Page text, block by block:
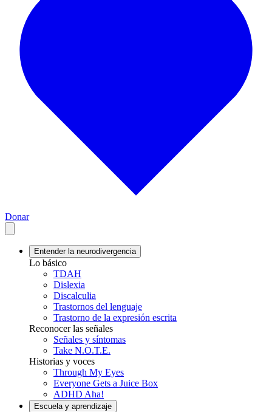
Donar
Entender la neurodivergencia
Lo básico
TDAH
Dislexia
Discalculia
Trastornos del lenguaje
Trastorno de la expresión escrita
Reconocer las señales
Señales y síntomas
Take N.O.T.E.
Historias y voces
Through My Eyes
Everyone Gets a Juice Box
ADHD Aha!
Escuela y aprendizaje